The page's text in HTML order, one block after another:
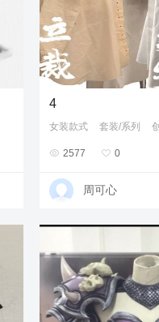
4
女装款式 套装/系列
 2577  0
周可心